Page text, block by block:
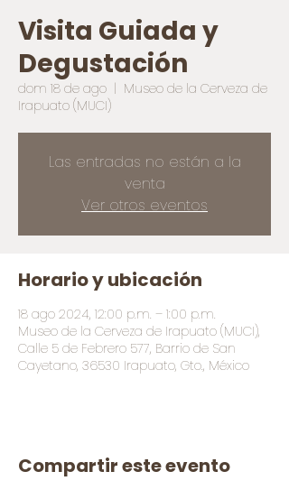
Visita Guiada y
Degustación
dom 18 de ago
  |
Museo de la Cerveza de
Irapuato (MUCI)
Las entradas no están a la
venta
Ver otros eventos
Horario y ubicación
18 ago 2024, 12:00 p.m. – 1:00 p.m.
Museo de la Cerveza de Irapuato (MUCI),
Calle 5 de Febrero 577, Barrio de San
Cayetano, 36530 Irapuato, Gto., México
Compartir este evento